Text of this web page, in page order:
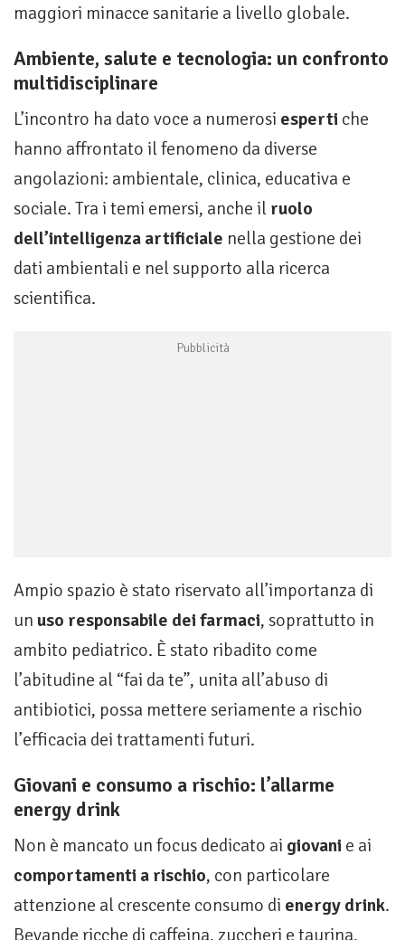
maggiori minacce sanitarie a livello globale.
Ambiente, salute e tecnologia: un confronto
multidisciplinare
L’incontro ha dato voce a numerosi esperti che
hanno affrontato il fenomeno da diverse
angolazioni: ambientale, clinica, educativa e
sociale. Tra i temi emersi, anche il ruolo
dell’intelligenza artificiale nella gestione dei
dati ambientali e nel supporto alla ricerca
scientifica.
Ampio spazio è stato riservato all’importanza di
un uso responsabile dei farmaci, soprattutto in
ambito pediatrico. È stato ribadito come
l’abitudine al “fai da te”, unita all’abuso di
antibiotici, possa mettere seriamente a rischio
l’efficacia dei trattamenti futuri.
Giovani e consumo a rischio: l’allarme
energy drink
Non è mancato un focus dedicato ai giovani e ai
comportamenti a rischio, con particolare
attenzione al crescente consumo di energy drink.
Bevande ricche di caffeina, zuccheri e taurina,